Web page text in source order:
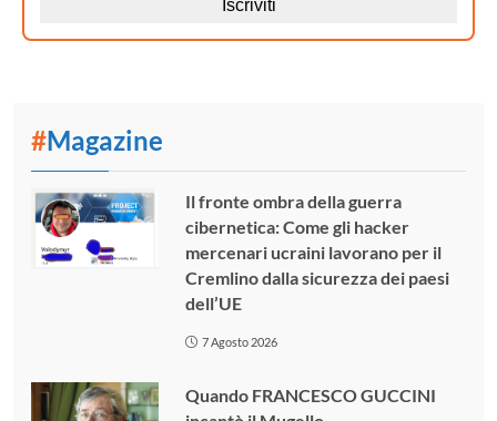
#Magazine
Il fronte ombra della guerra
cibernetica: Come gli hacker
mercenari ucraini lavorano per il
Cremlino dalla sicurezza dei paesi
dell’UE
7 Agosto 2026
Quando FRANCESCO GUCCINI